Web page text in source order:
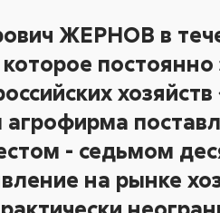
ЖЕРНОВ в
постоянно
- седьмом
на рынке